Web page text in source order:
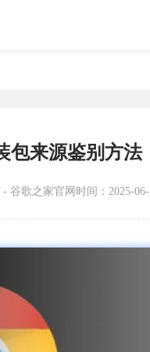
包来源鉴别方法
谷歌之家官网 时间：2025-